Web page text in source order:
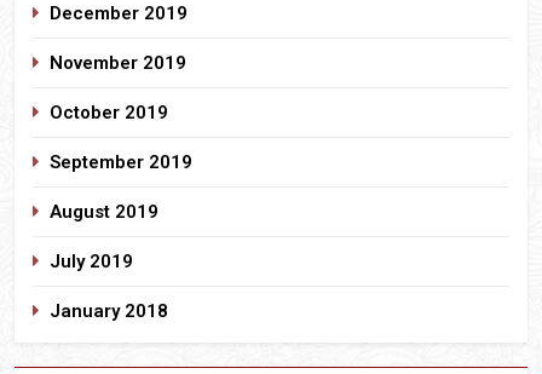
December 2019
November 2019
October 2019
September 2019
August 2019
July 2019
January 2018